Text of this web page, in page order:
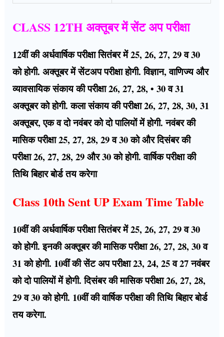
CLASS 12TH अक्तूबर में सेंट अप परीक्षा
12वीं की अर्धवार्षिक परीक्षा सितंबर में 25, 26, 27, 29 व 30
को होगी. अक्तूबर में सेंटअप परीक्षा होगी. विज्ञान, वाणिज्य और
व्यावसायिक संकाय की परीक्षा 26, 27, 28, • 30 व 31
अक्तूबर को होगी. कला संकाय की परीक्षा 26, 27, 28, 30, 31
अक्तूबर, एक व दो नवंबर को दो पालियों में होगी. नवंबर की
मासिक परीक्षा 25, 27, 28, 29 व 30 को और दिसंबर की
परीक्षा 26, 27, 28, 29 और 30 को होगी. वार्षिक परीक्षा की
तिथि बिहार बोर्ड तय करेगा
Class 10th Sent UP Exam Time Table
10वीं की अर्धवार्षिक परीक्षा सितंबर में 25, 26, 27, 29 व 30
को होगी. इनकी अक्तूबर की मासिक परीक्षा 26, 27, 28, 30 व
31 को होगी. 10वीं की सेंट अप परीक्षा 23, 24, 25 व 27 नवंबर
को दो पालियों में होगी. दिसंबर की मासिक परीक्षा 26, 27, 28,
29 व 30 को होगी. 10वीं की वार्षिक परीक्षा की तिथि बिहार बोर्ड
तय करेगा.